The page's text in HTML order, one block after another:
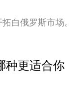
白俄罗斯市场。
种更适合你